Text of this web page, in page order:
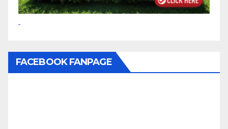
FACEBOOK FANPAGE